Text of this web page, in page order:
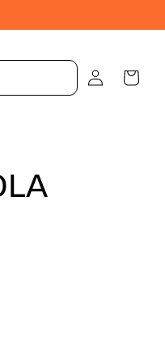
Accedi